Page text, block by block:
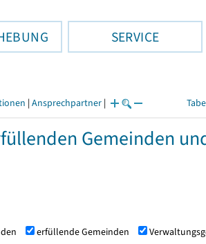
SERVICE
| Ansprechpartner |
Gemeinden
erfüllende Gemeinden